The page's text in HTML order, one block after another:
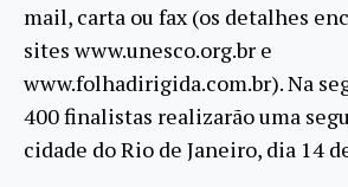
mail, carta ou fax (os detalhes
sites www.unesco.org.br e
www.folhadirigida.com.br). Na
400 finalistas realizarão uma
cidade do Rio de Janeiro, dia 14